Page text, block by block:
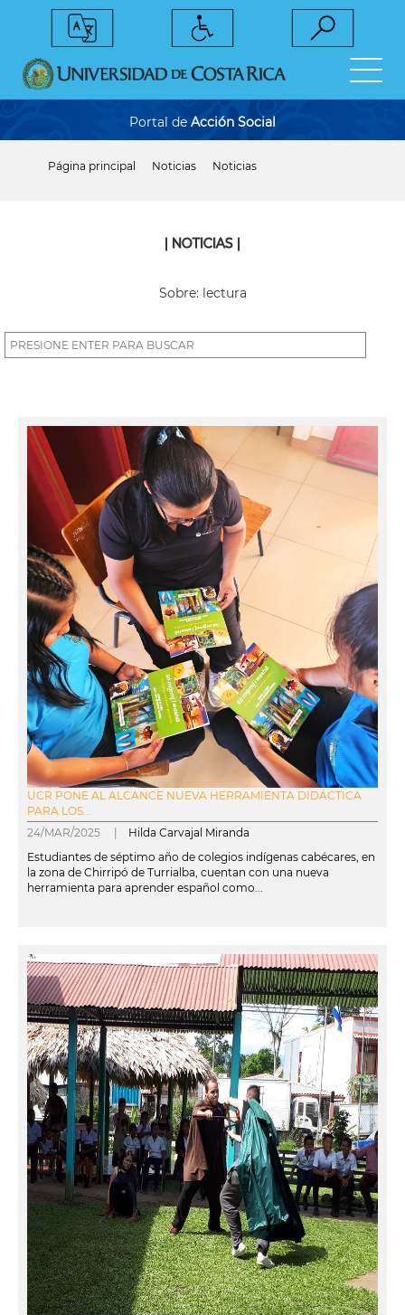
Portal de Acción Social
Página principal Noticias Noticias
| NOTICIAS |
Sobre: lectura
UCR PONE AL ALCANCE NUEVA HERRAMIENTA DIDÁCTICA
PARA LOS...
24/MAR/2025 | Hilda Carvajal Miranda
Estudiantes de séptimo año de colegios indígenas cabécares, en
la zona de Chirripó de Turrialba, cuentan con una nueva
herramienta para aprender español como...